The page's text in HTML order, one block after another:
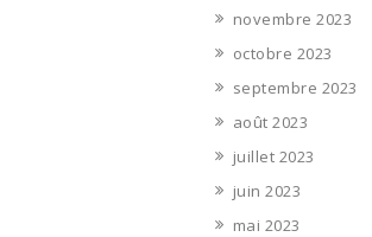
novembre 2023
octobre 2023
septembre 2023
août 2023
juillet 2023
juin 2023
mai 2023